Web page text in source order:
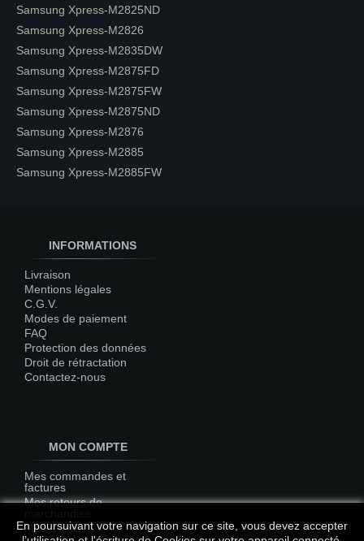
Samsung Xpress-M2825ND
Samsung Xpress-M2826
Samsung Xpress-M2835DW
Samsung Xpress-M2875FD
Samsung Xpress-M2875FW
Samsung Xpress-M2875ND
Samsung Xpress-M2876
Samsung Xpress-M2885
Samsung Xpress-M2885FW
INFORMATIONS
Livraison
Mentions légales
C.G.V.
Modes de paiement
FAQ
Protection des données
Droit de rétractation
Contactez-nous
MON COMPTE
Mes commandes et
factures
Mes retours de
Mes avoirs
En poursuivant votre navigation sur ce site, vous devez accepter